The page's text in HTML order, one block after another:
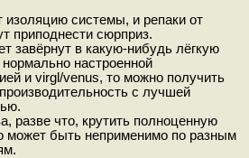
изоляцию системы, и репаки от
приподнести сюрприз.
завёрнут в какую-нибудь лёгкую
нормально настроенной
и virgl/venus, то можно получить
с лучшей
разве что, крутить полноценную
может быть неприменимо по разным